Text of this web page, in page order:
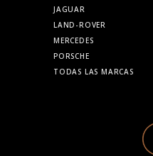
JAGUAR
LAND-ROVER
MERCEDES
PORSCHE
TODAS LAS MARCAS